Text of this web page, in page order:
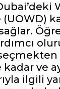
(UOWD)
ve
ilgili